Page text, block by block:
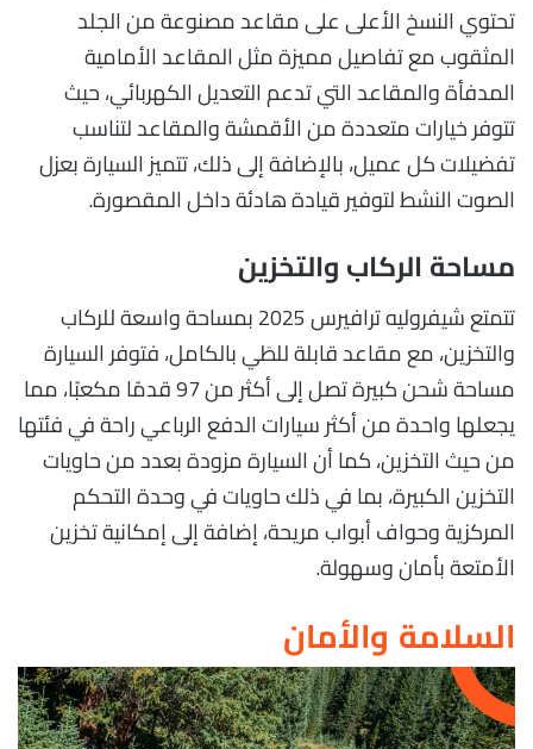
تحتوي النسخ الأعلى على مقاعد مصنوعة من الجلد
المثقوب مع تفاصيل مميزة مثل المقاعد الأمامية
المدفأة والمقاعد التي تدعم التعديل الكهربائي، حيث
تتوفر خيارات متعددة من الأقمشة والمقاعد لتناسب
تفضيلات كل عميل، بالإضافة إلى ذلك، تتميز السيارة بعزل
الصوت النشط لتوفير قيادة هادئة داخل المقصورة.
مساحة الركاب والتخزين
تتمتع شيفروليه ترافيرس 2025 بمساحة واسعة للركاب
والتخزين، مع مقاعد قابلة للطَي بالكامل، فتوفر السيارة
مساحة شحن كبيرة تصل إلى أكثر من 97 قدمًا مكعبًا، مما
يجعلها واحدة من أكثر سيارات الدفع الرباعي راحة في فئتها
من حيث التخزين، كما أن السيارة مزودة بعدد من حاويات
التخزين الكبيرة، بما في ذلك حاويات في وحدة التحكم
المركزية وحواف أبواب مريحة، إضافة إلى إمكانية تخزين
الأمتعة بأمان وسهولة.
السلامة والأمان